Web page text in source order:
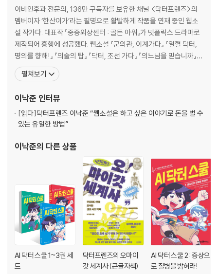
이비인후과 전문의, 136만 구독자를 보유한 채널 <닥터프렌즈>의
멤버이자 ‘한산이가’라는 필명으로 활발하게 작품을 연재 중인 웹소
설 작가다. 대표작 『중증외상센터 : 골든 아워』가 넷플릭스 드라마로
제작되어 흥행에 성공했다. 웹소설 『군의관, 이계가다』 『열혈 닥터,
명의를 향해!』 『의술의 탑』 『닥터, 조선 가다』 『의느님을 믿습니까』
『중증외상센터 : 골든 아워』 『A.I. 닥터』 『포스트 팬데믹』 『검은 머리
영국 의사』 『중증외상센터 : 외과의사 백강혁』, 글쓰기책 『웹소설의
I 닥터 스쿨』의 감수를
펼쳐보기
이낙준 인터뷰
[읽다]닥터프렌즈 이낙준 “웹소설은 하고 싶은 이야기로 돈을 벌 수
있는 유일한 방법”
이낙준의 다른 상품
AI 닥터 스쿨 1~3권 세
트
닥터프렌즈의 오마이
갓 세계사 (큰글자책)
AI 닥터 스쿨 2 : 증상으
로 질병을 밝혀라!